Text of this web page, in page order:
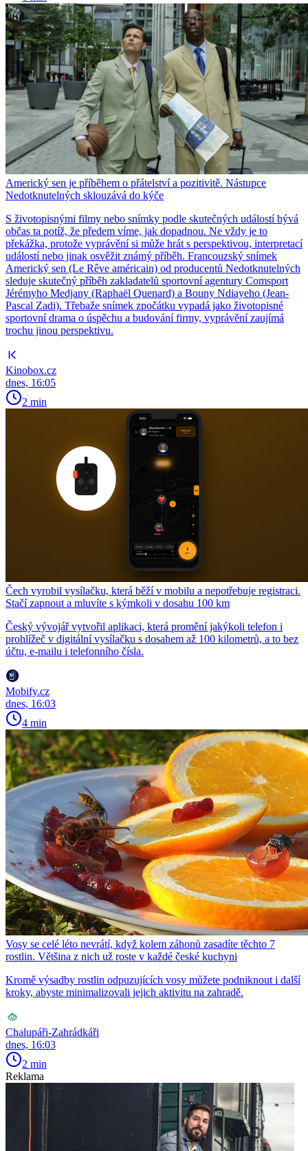
Americký sen je příběhem o přátelství a pozitivitě. Nástupce
Nedotknutelných sklouzává do kýče
S životopisnými filmy nebo snímky podle skutečných událostí bývá
občas ta potíž, že předem víme, jak dopadnou. Ne vždy je to
překážka, protože vyprávění si může hrát s perspektivou, interpretací
událostí nebo jinak osvěžit známý příběh. Francouzský snímek
Americký sen (Le Rêve américain) od producentů Nedotknutelných
sleduje skutečný příběh zakladatelů sportovní agentury Comsport
Jérémyho Medjany (Raphaël Quenard) a Bouny Ndiayeho (Jean-
Pascal Zadi). Třebaže snímek zpočátku vypadá jako životopisné
sportovní drama o úspěchu a budování firmy, vyprávění zaujímá
trochu jinou perspektivu.
Kinobox.cz
dnes, 16:05
2 min
Čech vyrobil vysílačku, která běží v mobilu a nepotřebuje registraci.
Stačí zapnout a mluvíte s kýmkoli v dosahu 100 km
Český vývojář vytvořil aplikaci, která promění jakýkoli telefon i
prohlížeč v digitální vysílačku s dosahem až 100 kilometrů, a to bez
účtu, e-mailu i telefonního čísla.
Mobify.cz
dnes, 16:03
4 min
Vosy se celé léto nevrátí, když kolem záhonů zasadíte těchto 7
rostlin. Většina z nich už roste v každé české kuchyni
Kromě výsadby rostlin odpuzujících vosy můžete podniknout i další
kroky, abyste minimalizovali jejich aktivitu na zahradě.
Chalupáři-Zahrádkáři
dnes, 16:03
2 min
Reklama